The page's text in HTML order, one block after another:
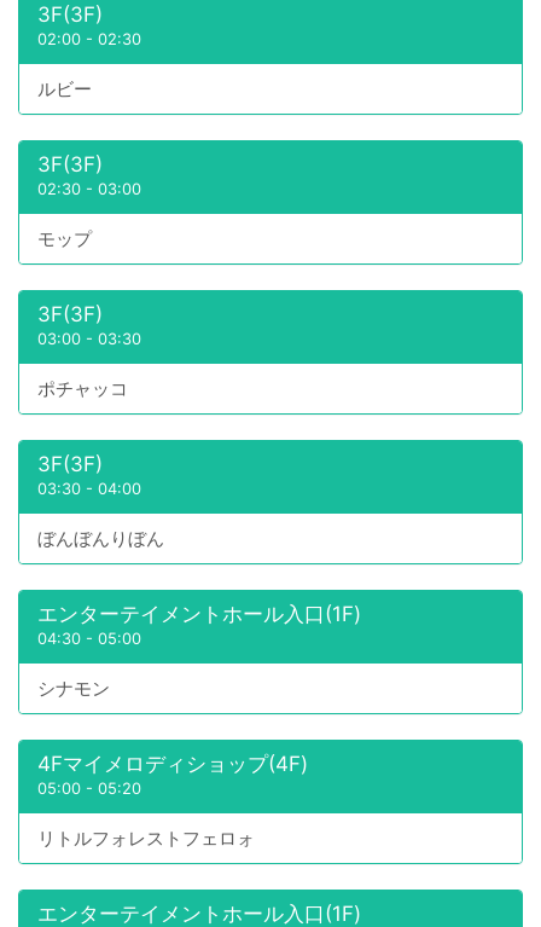
3F(3F)
02:00 - 02:30
ルビー
3F(3F)
02:30 - 03:00
モップ
3F(3F)
03:00 - 03:30
ポチャッコ
3F(3F)
03:30 - 04:00
ぼんぼんりぼん
エンターテイメントホール入口(1F)
04:30 - 05:00
シナモン
4Fマイメロディショップ(4F)
05:00 - 05:20
リトルフォレストフェロォ
エンターテイメントホール入口(1F)